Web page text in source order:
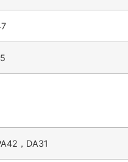
，DA31